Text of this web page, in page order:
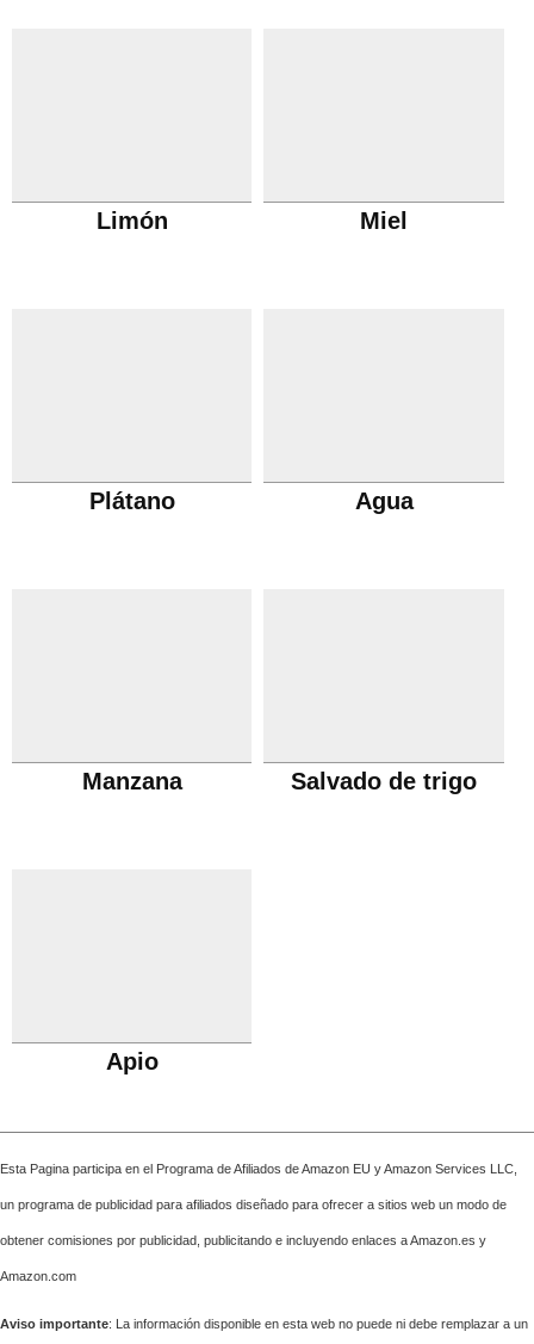
Limón Miel
Plátano Agua
Manzana Salvado de trigo
Apio
Esta Pagina participa en el Programa de Afiliados de Amazon EU y Amazon Services LLC,
un programa de publicidad para afiliados diseñado para ofrecer a sitios web un modo de
obtener comisiones por publicidad, publicitando e incluyendo enlaces a Amazon.es y
Amazon.com
Aviso importante: La información disponible en esta web no puede ni debe remplazar a un